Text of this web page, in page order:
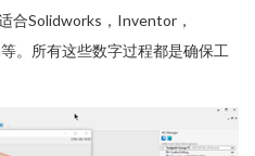
合Solidworks，Inventor，
。所有这些数字过程都是确保工